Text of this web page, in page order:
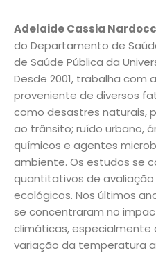
Adelaide Cassia
do Departamento de
de Saúde Pública da
Desde 2001, trabalha com
proveniente de diversos
como desastres naturais,
ao trânsito; ruído urbano,
químicos e agentes
ambiente. Os estudos se
quantitativos de
ecológicos. Nos últimos
se concentraram no
climáticas, especialmente
variação da temperatura